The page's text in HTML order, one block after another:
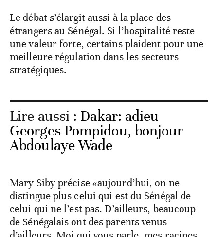
Le débat s’élargit aussi à la place des
étrangers au Sénégal. Si l’hospitalité reste
une valeur forte, certains plaident pour une
meilleure régulation dans les secteurs
stratégiques.
Lire aussi : Dakar: adieu
Georges Pompidou, bonjour
Abdoulaye Wade
Mary Siby précise «aujourd’hui, on ne
distingue plus celui qui est du Sénégal de
celui qui ne l’est pas. D’ailleurs, beaucoup
de Sénégalais ont des parents venus